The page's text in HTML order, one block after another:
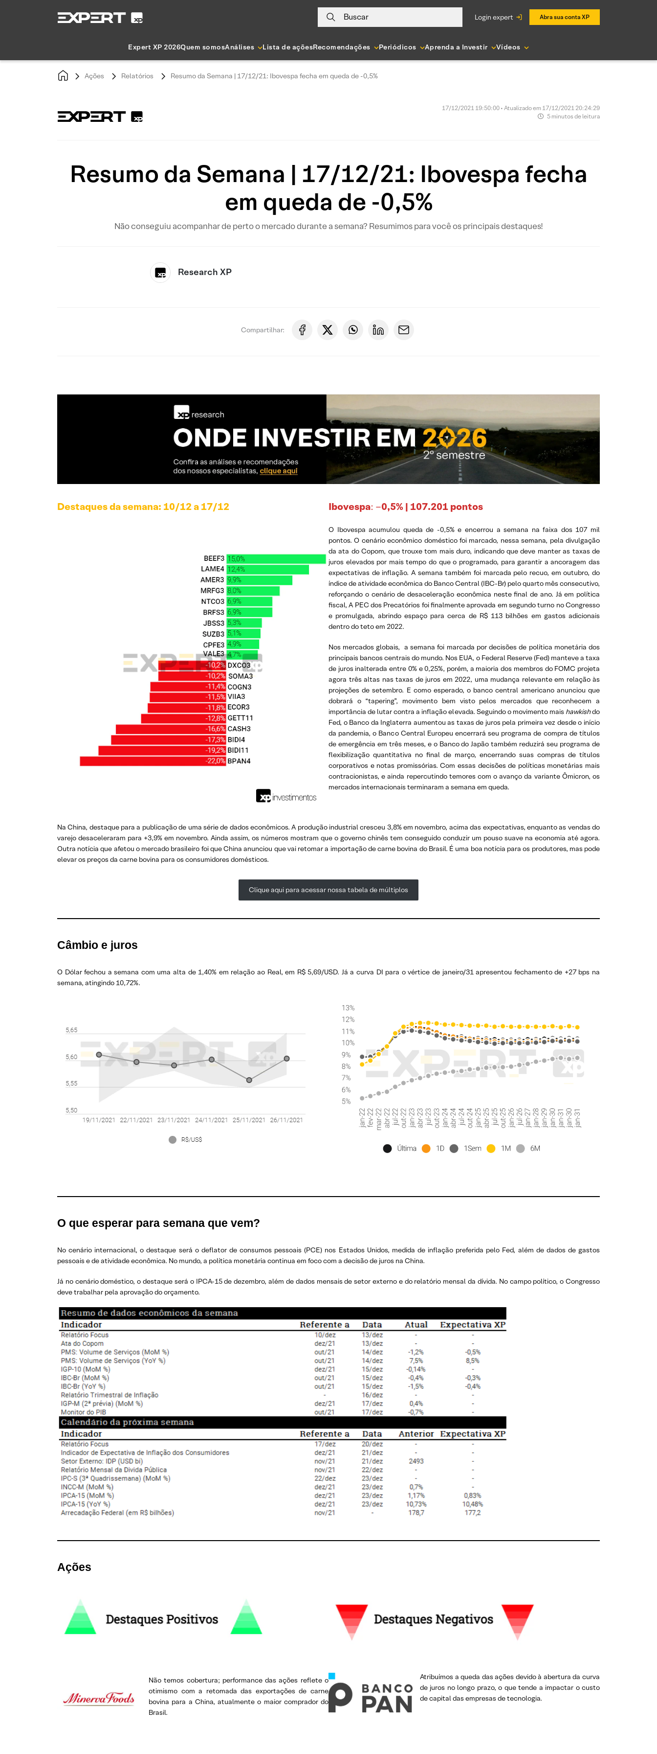
Buscar login expert Abra sua conta XP
Expert XP 2026Quem somosAnálises Lista de açõesRecomendações Periódicos Aprenda a Investir Vídeos
Ações Relatórios Resumo da Semana | 17/12/21: Ibovespa fecha em queda de -0,5%
17/12/2021 19:50:00 • Atualizado em 17/12/2021 20:24:29
5 minutos de leitura
Resumo da Semana | 17/12/21: Ibovespa fecha
em queda de -0,5%
Não conseguiu acompanhar de perto o mercado durante a semana? Resumimos para você os principais destaques!
Research XP
Compartilhar:
Destaques da semana: 10/12 a 17/12 Ibovespa: –0,5% | 107.201 pontos
O Ibovespa acumulou queda de -0,5% e encerrou a semana na faixa dos 107 mil
pontos. O cenário econômico doméstico foi marcado, nessa semana, pela divulgação
da ata do Copom, que trouxe tom mais duro, indicando que deve manter as taxas de
juros elevados por mais tempo do que o programado, para garantir a ancoragem das
expectativas de inflação. A semana também foi marcada pelo recuo, em outubro, do
índice de atividade econômica do Banco Central (IBC-Br) pelo quarto mês consecutivo,
reforçando o cenário de desaceleração econômica neste final de ano. Já em política
fiscal, A PEC dos Precatórios foi finalmente aprovada em segundo turno no Congresso
e promulgada, abrindo espaço para cerca de R$ 113 bilhões em gastos adicionais
dentro do teto em 2022.
Nos mercados globais, a semana foi marcada por decisões de política monetária dos
principais bancos centrais do mundo. Nos EUA, o Federal Reserve (Fed) manteve a taxa
de juros inalterada entre 0% e 0,25%, porém, a maioria dos membros do FOMC projeta
agora três altas nas taxas de juros em 2022, uma mudança relevante em relação às
projeções de setembro. E como esperado, o banco central americano anunciou que
dobrará o “tapering”, movimento bem visto pelos mercados que reconhecem a
importância de lutar contra a inflação elevada. Seguindo o movimento mais hawkishdo
Fed, o Banco da Inglaterra aumentou as taxas de juros pela primeira vez desde o início
da pandemia, o Banco Central Europeu encerrará seu programa de compra de títulos
de emergência em três meses, e o Banco do Japão também reduzirá seu programa de
flexibilização quantitativa no final de março, encerrando suas compras de títulos
corporativos e notas promissórias. Com essas decisões de políticas monetárias mais
contracionistas, e ainda repercutindo temores com o avanço da variante Ômicron, os
mercados internacionais terminaram a semana em queda.
Na China, destaque para a publicação de uma série de dados econômicos. A produção industrial cresceu 3,8% em novembro, acima das expectativas, enquanto as vendas do
varejo desaceleraram para +3,9% em novembro. Ainda assim, os números mostram que o governo chinês tem conseguido conduzir um pouso suave na economia até agora.
Outra notícia que afetou o mercado brasileiro foi que China anunciou que vai retomar a importação de carne bovina do Brasil. É uma boa notícia para os produtores, mas pode
elevar os preços da carne bovina para os consumidores domésticos.
Clique aqui para acessar nossa tabela de múltiplos
Câmbio e juros
O Dólar fechou a semana com uma alta de 1,40% em relação ao Real, em R$ 5,69/USD. Já a curva DI para o vértice de janeiro/31 apresentou fechamento de +27 bps na
semana, atingindo 10,72%.
O que esperar para semana que vem?
No cenário internacional, o destaque será o deflator de consumos pessoais (PCE) nos Estados Unidos, medida de inflação preferida pelo Fed, além de dados de gastos
pessoais e de atividade econômica. No mundo, a política monetária continua em foco com a decisão de juros na China.
Já no cenário doméstico, o destaque será o IPCA-15 de dezembro, além de dados mensais de setor externo e do relatório mensal da dívida. No campo político, o Congresso
deve trabalhar pela aprovação do orçamento.
Ações
Não temos cobertura; performance das ações reflete o
otimismo com a retomada das exportações de carne
bovina para a China, atualmente o maior comprador do
Brasil.
Atribuímos a queda das ações devido à abertura da curva
de juros no longo prazo, o que tende a impactar o custo
de capital das empresas de tecnologia.